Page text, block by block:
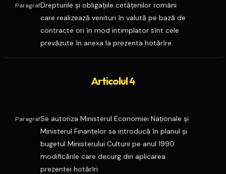
ParagrafDrepturile şi obligaţiile cetăţenilor români
care realizează venituri în valută pe bază de
contracte ori în mod intimplator sînt cele
prevăzute în anexa la prezenta hotărîre.
Articolul 4
ParagrafSe autoriza Ministerul Economiei Naţionale şi
Ministerul Finanţelor sa introducă în planul şi
bugetul Ministerului Culturii pe anul 1990
modificările care decurg din aplicarea
prezentei hotărîri.